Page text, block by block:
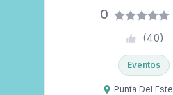
0
(40)
Eventos
Punta Del Este